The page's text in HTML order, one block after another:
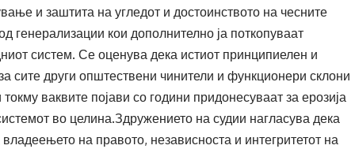
и заштита на угледот и достоинството на чесните
генерализации кои дополнително ја поткопуваат
систем. Се оценува дека истиот принципиелен и
сите други општествени чинители и функционери склони
ваквите појави со години придонесуваат за ерозија
во целина.Здружението на судии нагласува дека
на правото, независноста и интегритетот на